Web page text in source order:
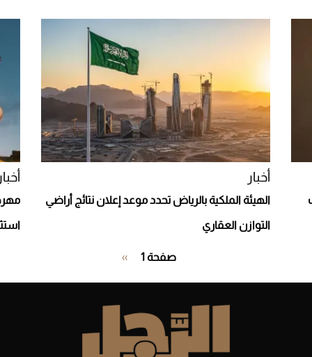
أخبار
الهيئة الملكية بالرياض تحدد موعد إعلان نتائج أراضي
التوازن العقاري
صفحة 1
الصفحة
››